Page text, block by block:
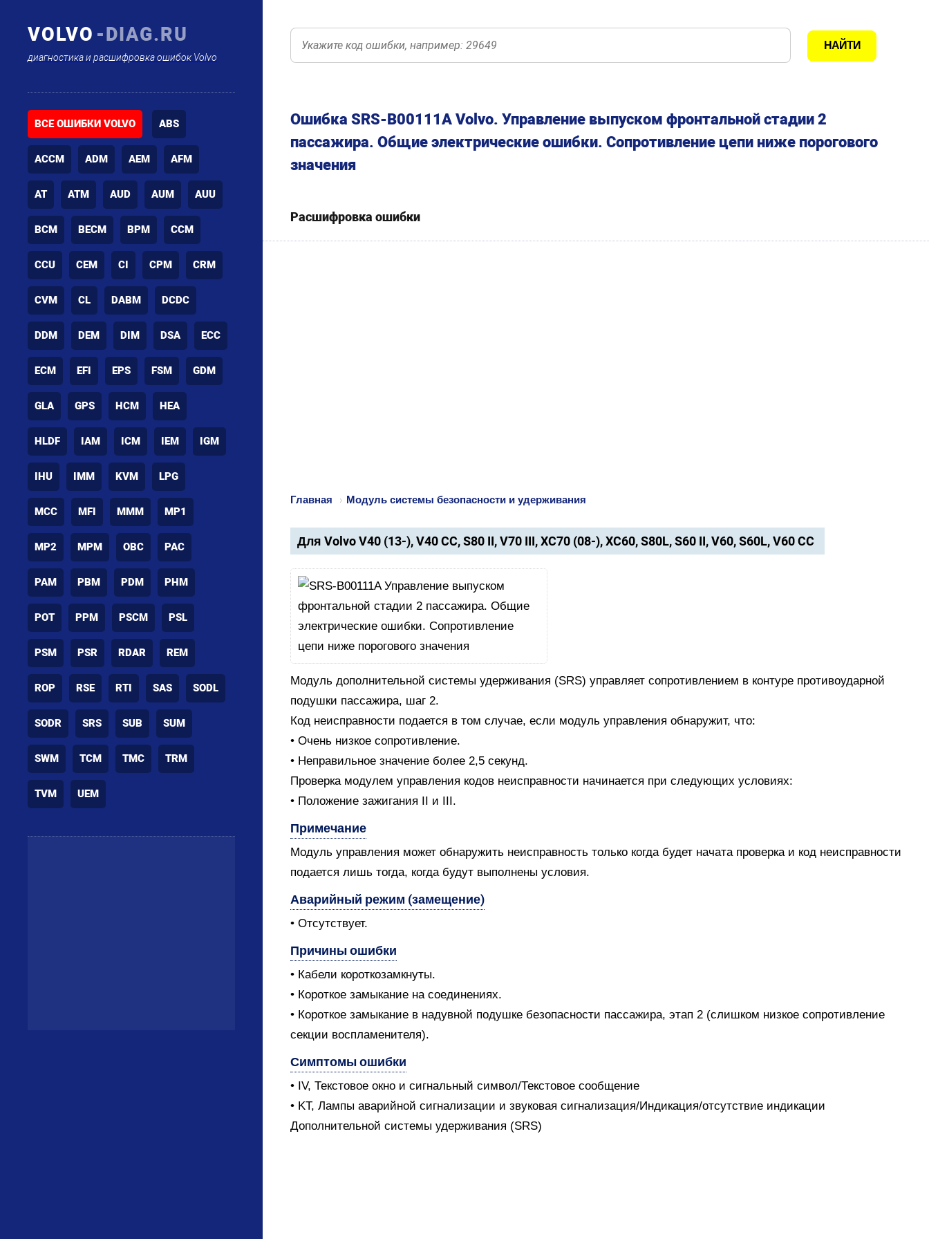
VOLVO -DIAG.RU
диагностика и расшифровка ошибок Volvo
ВСЕ ОШИБКИ VOLVO ABS
ACCM ADM AEM AFM
AT ATM AUD AUM AUU
BCM BECM BPM CCM
CCU CEM CI CPM CRM
CVM CL DABM DCDC
DDM DEM DIM DSA ECC
ECM EFI EPS FSM GDM
GLA GPS HCM HEA
HLDF IAM ICM IEM IGM
IHU IMM KVM LPG
MCC MFI MMM MP1
MP2 MPM OBC PAC
PAM PBM PDM PHM
POT PPM PSCM PSL
PSM PSR RDAR REM
ROP RSE RTI SAS SODL
SODR SRS SUB SUM
SWM TCM TMC TRM
TVM UEM
Ошибка SRS-B00111A Volvo. Управление выпуском фронтальной стадии 2
пассажира. Общие электрические ошибки. Сопротивление цепи ниже порогового
значения
Расшифровка ошибки
Главная › Модуль системы безопасности и удерживания
Для Volvo V40 (13-), V40 CC, S80 II, V70 III, XC70 (08-), XC60, S80L, S60 II, V60, S60L, V60 CC
Модуль дополнительной системы удерживания (SRS) управляет сопротивлением в контуре противоударной
подушки пассажира, шаг 2.
Код неисправности подается в том случае, если модуль управления обнаружит, что:
• Очень низкое сопротивление.
• Неправильное значение более 2,5 секунд.
Проверка модулем управления кодов неисправности начинается при следующих условиях:
• Положение зажигания II и III.
Примечание
Модуль управления может обнаружить неисправность только когда будет начата проверка и код неисправности
подается лишь тогда, когда будут выполнены условия.
Аварийный режим (замещение)
• Отсутствует.
Причины ошибки
• Кабели короткозамкнуты.
• Короткое замыкание на соединениях.
• Короткое замыкание в надувной подушке безопасности пассажира, этап 2 (слишком низкое сопротивление
секции воспламенителя).
Симптомы ошибки
• IV, Текстовое окно и сигнальный символ/Текстовое сообщение
• KT, Лампы аварийной сигнализации и звуковая сигнализация/Индикация/отсутствие индикации
Дополнительной системы удерживания (SRS)